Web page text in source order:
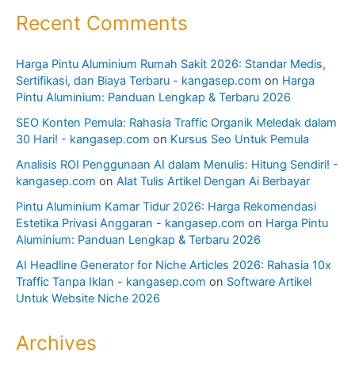
Recent Comments
Harga Pintu Aluminium Rumah Sakit 2026: Standar Medis,
Sertifikasi, dan Biaya Terbaru - kangasep.com on Harga
Pintu Aluminium: Panduan Lengkap & Terbaru 2026
SEO Konten Pemula: Rahasia Traffic Organik Meledak dalam
30 Hari! - kangasep.com on Kursus Seo Untuk Pemula
Analisis ROI Penggunaan AI dalam Menulis: Hitung Sendiri! -
kangasep.com on Alat Tulis Artikel Dengan Ai Berbayar
Pintu Aluminium Kamar Tidur 2026: Harga Rekomendasi
Estetika Privasi Anggaran - kangasep.com on Harga Pintu
Aluminium: Panduan Lengkap & Terbaru 2026
AI Headline Generator for Niche Articles 2026: Rahasia 10x
Traffic Tanpa Iklan - kangasep.com on Software Artikel
Untuk Website Niche 2026
Archives